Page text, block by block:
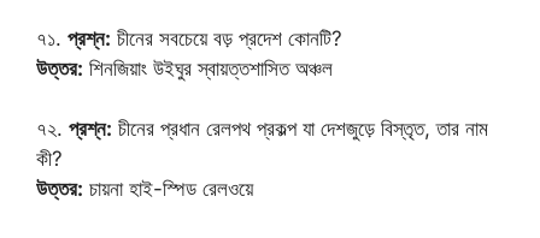
৭১. প্রশ্ন: চীনের সবচেয়ে বড় প্রদেশ কোনটি?
উত্তর: শিনজিয়াং উইঘুর স্বায়ত্তশাসিত অঞ্চল
৭২. প্রশ্ন: চীনের প্রধান রেলপথ প্রকল্প যা দেশজুড়ে বিস্তৃত, তার নাম
কী?
উত্তর: চায়না হাই-স্পিড রেলওয়ে